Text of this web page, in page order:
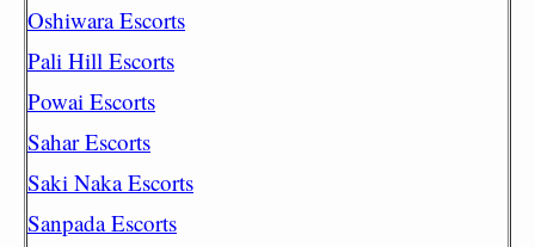
Oshiwara Escorts
Pali Hill Escorts
Powai Escorts
Sahar Escorts
Saki Naka Escorts
Sanpada Escorts